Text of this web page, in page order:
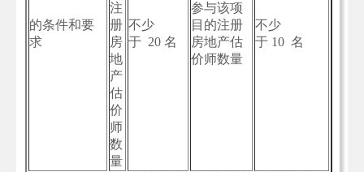
的条件和要
求
注
册
房
地
产
估
价
师
数
量
不少
于 20 名
参与该项
目的注册
房地产估
价师数量
不少
于 10 名